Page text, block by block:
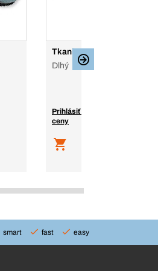
Tkaninový brúsny pás
Dlhý
Prihlásiť sa a zobraziť
ceny
smart fast easy